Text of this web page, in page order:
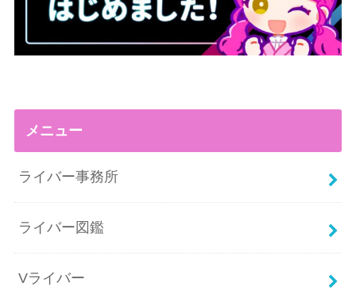
メニュー
ライバー事務所
ライバー図鑑
Vライバー